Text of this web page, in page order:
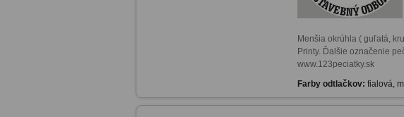
Menšia okrúhla ( guľatá,
Printy. Ďalšie označenie
www.123peciatky.sk
Farby odtlačkov: fialová,